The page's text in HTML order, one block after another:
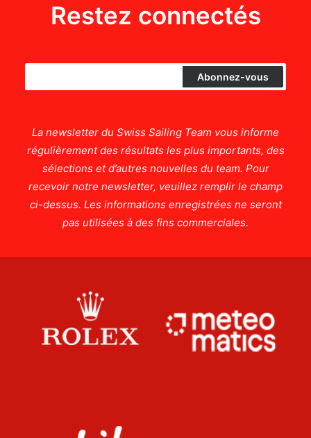
Restez connectés
La newsletter du Swiss Sailing Team vous informe
régulièrement des résultats les plus importants, des
sélections et d’autres nouvelles du team. Pour
recevoir notre newsletter, veuillez remplir le champ
ci-dessus. Les informations enregistrées ne seront
pas utilisées à des fins commerciales.